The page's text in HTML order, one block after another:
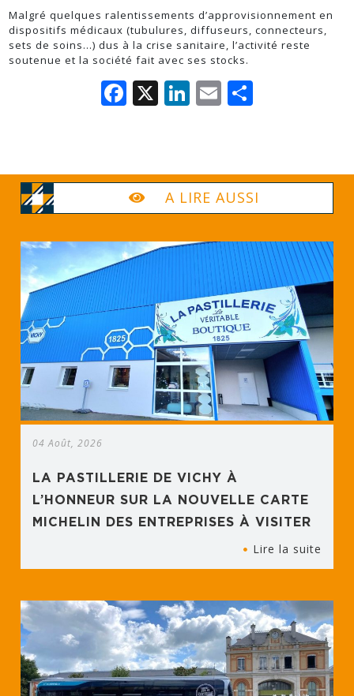
Malgré quelques ralentissements d’approvisionnement en
dispositifs médicaux (tubulures, diffuseurs, connecteurs,
sets de soins…) dus à la crise sanitaire, l’activité reste
soutenue et la société fait avec ses stocks.
Facebook
X LinkedIn
Email
A LIRE AUSSI
04 Août, 2026
LA PASTILLERIE DE VICHY À
L’HONNEUR SUR LA NOUVELLE CARTE
MICHELIN DES ENTREPRISES À VISITER
Lire la suite